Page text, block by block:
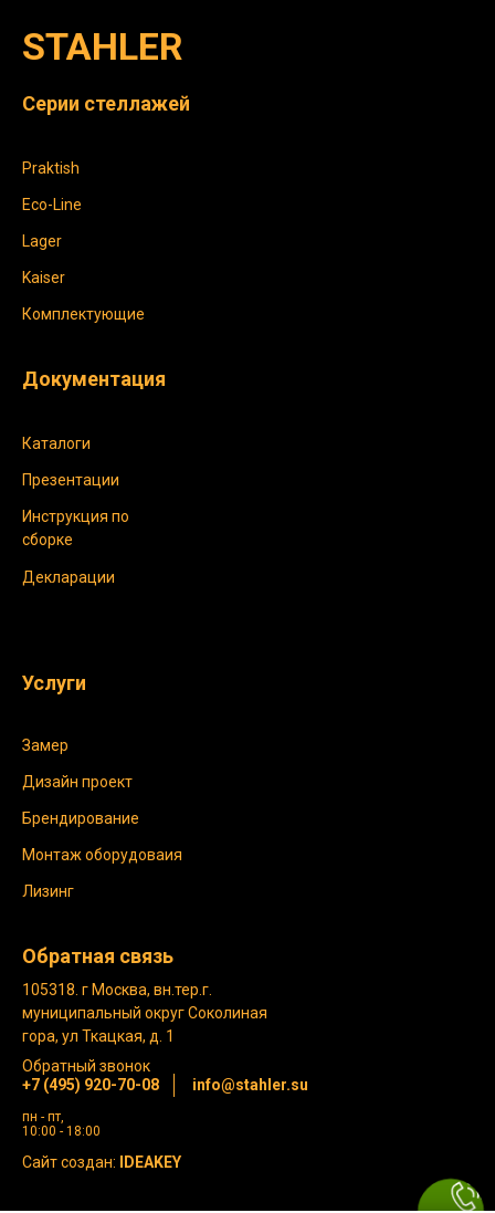
Серии стеллажей
STAHLER
Обратная связь
info@stahler.su
пн - пт,
10:00 - 18:00
Каталоги
Инструкция по
сборке
Praktish
Eco-Line
Lager
Kaiser
Комплектующие
Услуги
Декларации
Обратный звонок
105318. г Москва, вн.тер.г.
муниципальный округ Соколиная
гора, ул Ткацкая, д. 1
Сайт создан: IDEAKEY
Замер
Монтаж оборудоваия
Презентации
+7 (495) 920-70-08
Документация
Дизайн проект
Лизинг
Брендирование